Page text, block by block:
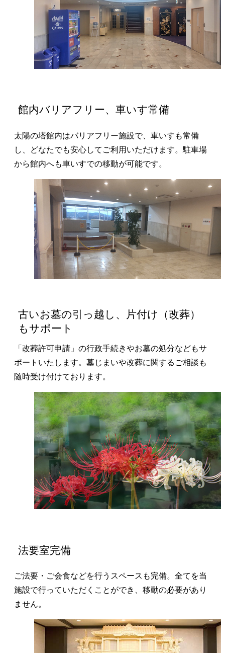
館内バリアフリー、車いす常備
太陽の塔館内はバリアフリー施設で、車いすも常備
し、どなたでも安心してご利用いただけます。駐車場
から館内へも車いすでの移動が可能です。
古いお墓の引っ越し、片付け（改葬）
もサポート
「改葬許可申請」の行政手続きやお墓の処分などもサ
ポートいたします。墓じまいや改葬に関するご相談も
随時受け付けております。
法要室完備
ご法要・ご会食などを行うスペースも完備。全てを当
施設で行っていただくことができ、移動の必要があり
ません。